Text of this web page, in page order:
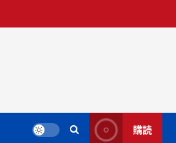
購読